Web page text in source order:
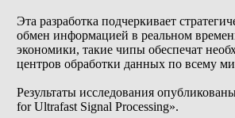
Эта разработка подчеркивает
обмен информацией в реальном
экономики, такие чипы обеспечат
центров обработки данных по всему
Результаты исследования
for Ultrafast Signal Processing».